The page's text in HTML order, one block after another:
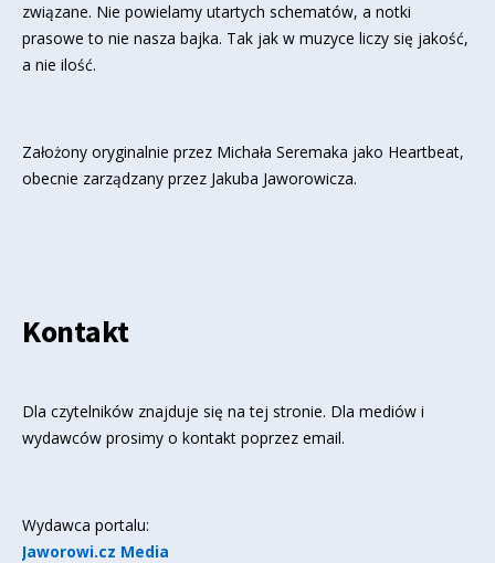
związane. Nie powielamy utartych schematów, a notki
prasowe to nie nasza bajka. Tak jak w muzyce liczy się jakość,
a nie ilość.
Założony oryginalnie przez Michała Seremaka jako Heartbeat,
obecnie zarządzany przez Jakuba Jaworowicza.
Kontakt
Dla czytelników znajduje się na tej stronie. Dla mediów i
wydawców prosimy o kontakt poprzez email.
Wydawca portalu:
Jaworowi.cz Media